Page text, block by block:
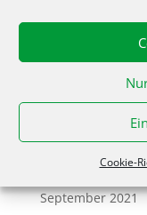
Cookie-
Februar 2022
Dezember 2021
November 2021
Oktober 2021
September 2021